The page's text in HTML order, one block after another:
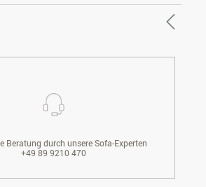
Beratung durch unsere Sofa-Experten
+49 89 9210 470